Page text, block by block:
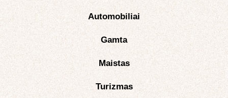
Automobiliai
Gamta
Maistas
Turizmas